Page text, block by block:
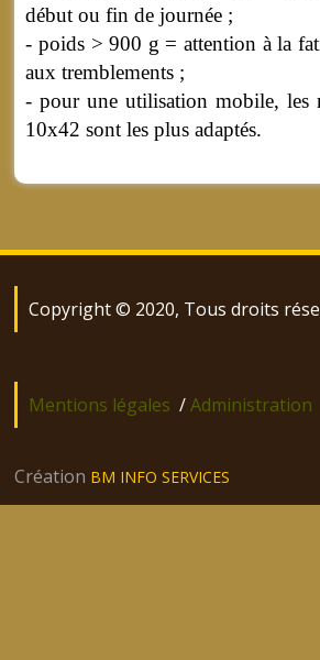
début ou fin de journée ;
- poids > 900 g = attention à la
aux tremblements ;
- pour une utilisation mobile, les
10x42 sont les plus adaptés.
Copyright © 2020, Tous droits
Mentions légales /Administration
Création BM INFO SERVICES